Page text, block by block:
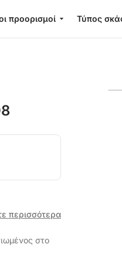
προορισμοί Τύπος
περισσότερα
στο